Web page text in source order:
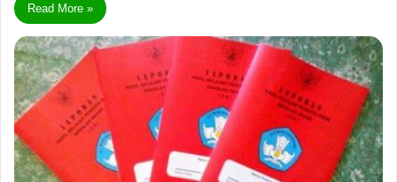
Read More »